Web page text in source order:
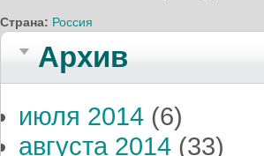
Страна: Россия
Архив
июля 2014 (6)
августа 2014 (33)